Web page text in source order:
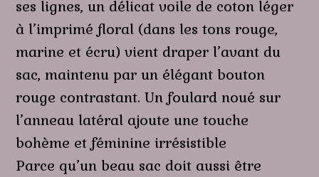
ses lignes, un délicat voile de coton léger
à l’imprimé floral (dans les tons rouge,
marine et écru) vient draper l’avant du
sac, maintenu par un élégant bouton
rouge contrastant. Un foulard noué sur
l’anneau latéral ajoute une touche
bohème et féminine irrésistible
Parce qu’un beau sac doit aussi être